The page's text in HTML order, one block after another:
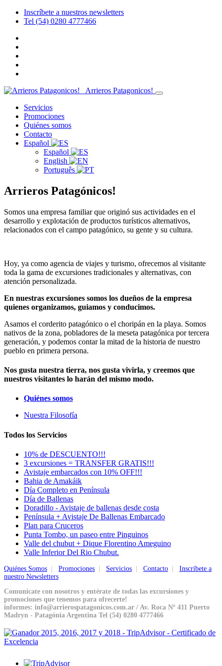
Inscríbete a nuestros newsletters
Tel (54) 0280 4777466
Arrieros Patagonicos!
Servicios
Promociones
Quiénes somos
Contacto
Español
Español
English
Português
Arrieros Patagónicos!
Somos una empresa familiar que originó sus actividades en el
desarrollo y explotación de productos turísticos alternativos,
relacionados con el campo patagónico, su gente y su cultura.
Hoy, ya como agencia de viajes y turismo, ofrecemos al visitante
toda la gama de excursiones tradicionales y alternativas, con
atención personalizada.
En nuestras excursiones somos los dueños de la empresa
quienes organizamos, guiamos y conducimos.
Asamos el corderito patagónico o el choripán en la playa. Somos
nativos de la zona, pobladores de la meseta patagónica por tercera
generación, y podemos contar la mitad de la historia de nuestro
pueblo en primera persona.
Nos gusta nuestra tierra, nos gusta vivirla, y creemos que
nuestros visitantes lo harán del mismo modo.
Quiénes somos
Nuestra Filosofía
Todos los Servicios
10% de DESCUENTO!!!
3 excursiones = TRANSFER GRATIS!!!
Avistaje embarcados con 10% OFF!!!
Bahia de Amakáik
Día Completo en Península
Día de Ballenas
Doradillo - Avistaje de ballenas desde costa
Península + Avistaje De Ballenas Embarcado
Plan para Cruceros
Punta Tombo, un paseo entre Pinguinos
Valle del chubut + Dique Florentino Ameguino
Valle Inferior Del Rio Chubut.
Quiénes Somos Promociones Servicios Contacto
Inscríbete a
nuestro Newsletters
Comunícate con nosotros y entérate de todas las excursiones y
promociones que tenemos para ofrecerte!
informes: info@arrierospatagonicos.com.ar / Av. Roca Nº 411 Puerto
Madryn - Patagónia Argentina Tel (54) 0280 4777466